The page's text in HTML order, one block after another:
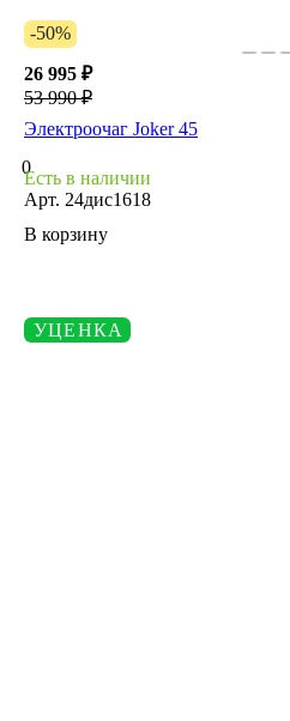
-50%
26 995 ₽
53 990 ₽
Электроочаг Joker 45
0
Есть в наличии
Арт. 24дис1618
В корзину
УЦЕНКА